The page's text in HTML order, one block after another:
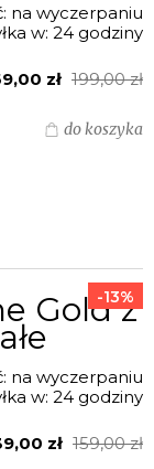
na wyczerpaniu
w: 24 godziny
zł 199,00 zł
do koszyka
Gold z
na wyczerpaniu
w: 24 godziny
zł 159,00 zł
-13%